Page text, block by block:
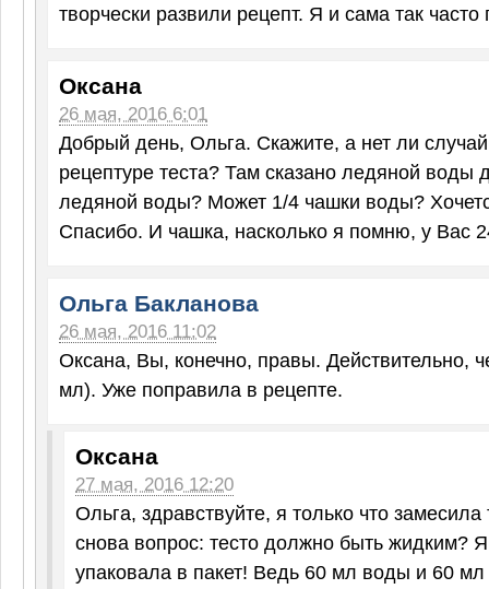
творчески развили рецепт. Я и сама так часто
Оксана
26 мая, 2016 6:01
Добрый день, Ольга. Скажите, а нет ли
рецептуре теста? Там сказано ледяной воды
ледяной воды? Может 1/4 чашки воды?
Спасибо. И чашка, насколько я помню, у Вас
Ольга Бакланова
26 мая, 2016 11:02
Оксана, Вы, конечно, правы. Действительно,
мл). Уже поправила в рецепте.
Оксана
27 мая, 2016 12:20
Ольга, здравствуйте, я только что замесила
снова вопрос: тесто должно быть жидким?
упаковала в пакет! Ведь 60 мл воды и 60 мл